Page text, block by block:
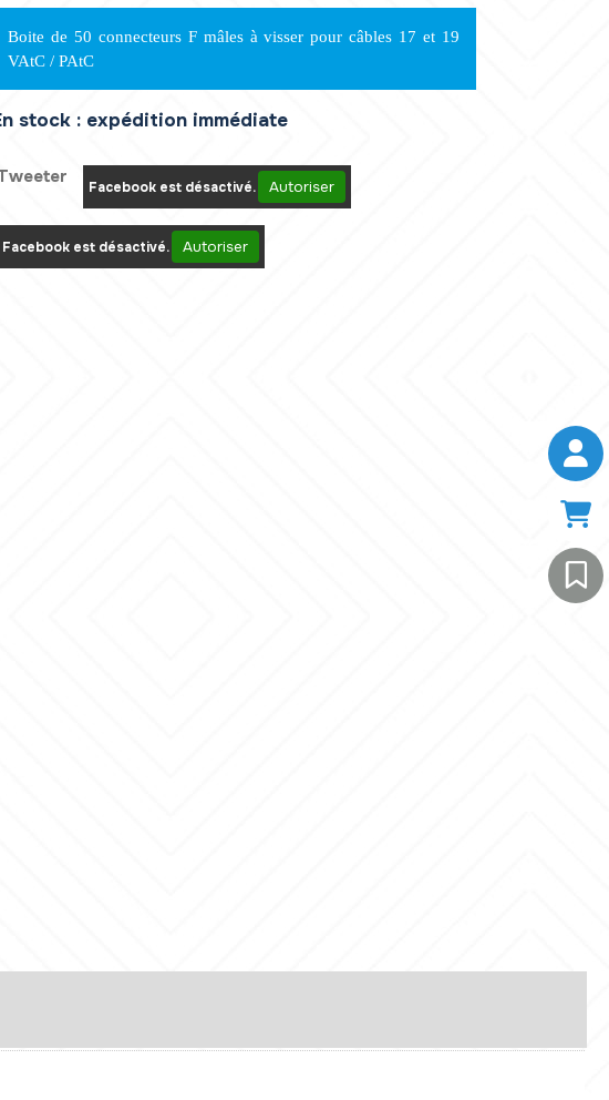
Boite de 50 connecteurs F mâles à visser pour câbles 17 et 19
VAtC / PAtC
stock : expédition immédiate
Facebook est désactivé. Autoriser
Facebook est désactivé. Autoriser